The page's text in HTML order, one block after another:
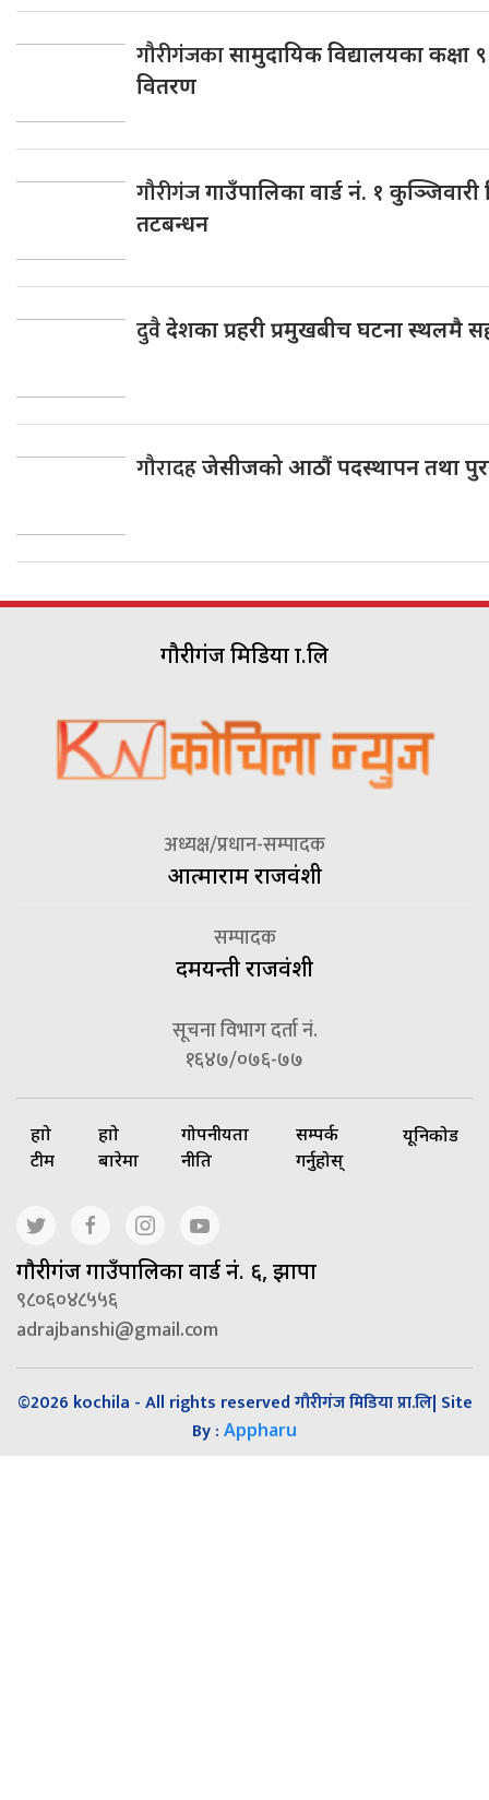
गौरीगंजकासामुदायिक विद्यालयका
वितरण
गौरीगंजगाउँपालिका वार्ड नं. १
तटबन्धन
दुवैदेशका प्रहरी प्रमुखबीच घटना स्थलमै
गौरादहजेसीजको आठौं पदस्थापन तथा
गौरीगंज मिडिया प्रा.लि
अध्यक्ष/प्रधान-सम्पादक
आत्माराम राजवंशी
सम्पादक
दमयन्ती राजवंशी
सूचना विभाग दर्ता नं.
१६४७/०७६-७७
हाम्रो
टीम
हाम्रो
बारेमा
गोपनीयता
नीति
सम्पर्क
गर्नुहोस्
यूनिकोड
गाैरीगंज गाउँपालिका वार्ड नं. ६, झापा
९८०६०४८५५६
adrajbanshi@gmail.com
©2026 kochila - All rights reserved गौरीगंज मिडिया प्रा.लि| Site
By : Appharu